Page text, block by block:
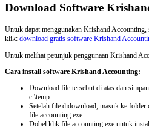
Download Software
Untuk dapat menggunakan Krishand
klik: download gratis software Krishand
Untuk melihat petunjuk penggunaan Krishand
Cara install software Krishand Accounting:
Download file tersebut di atas dan
c:\temp
Setelah file didownload, masuk ke
file accounting.exe
Dobel klik file accounting.exe untuk